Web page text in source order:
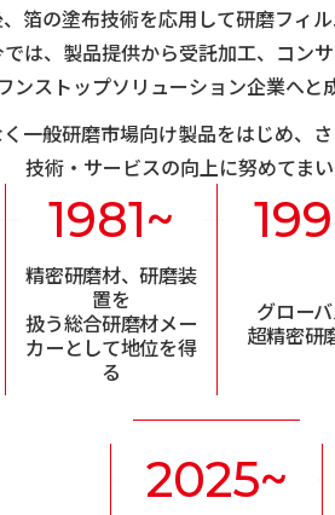
箔の塗布技術を応用して研磨フィル
は、製品提供から受託加工、コン
ンストップソリューション企業へと
一般研磨市場向け製品をはじめ、
技術・サービスの向上に努めてまい
1981~
精密研磨材、研磨装
置を
扱う総合研磨材メー
カーとして地位を得
る
グローバ
超精密研
2025~